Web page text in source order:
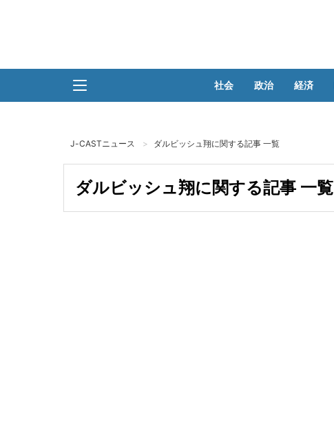
社会 政治 経済
J-CASTニュース ダルビッシュ翔に関する記事 一覧
ダルビッシュ翔に関する記事 一覧